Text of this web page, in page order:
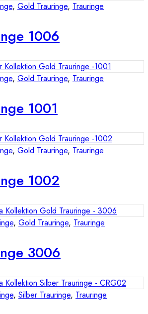
, Gold Trauringe, Trauringe
1006
, Gold Trauringe, Trauringe
1001
, Gold Trauringe, Trauringe
1002
, Gold Trauringe, Trauringe
3006
, Silber Trauringe, Trauringe